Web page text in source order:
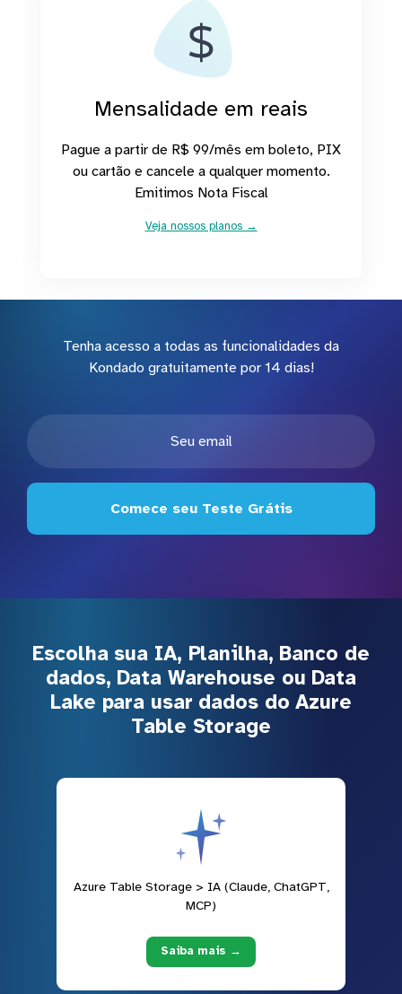
Mensalidade em reais
Pague a partir de R$ 99/mês em boleto, PIX
ou cartão e cancele a qualquer momento.
Emitimos Nota Fiscal
Veja nossos planos →
Tenha acesso a todas as funcionalidades da
Kondado gratuitamente por 14 dias!
Comece seu Teste Grátis
Escolha sua IA, Planilha, Banco de
dados, Data Warehouse ou Data
Lake para usar dados do Azure
Table Storage
Azure Table Storage > IA (Claude, ChatGPT,
MCP)
Saiba mais →